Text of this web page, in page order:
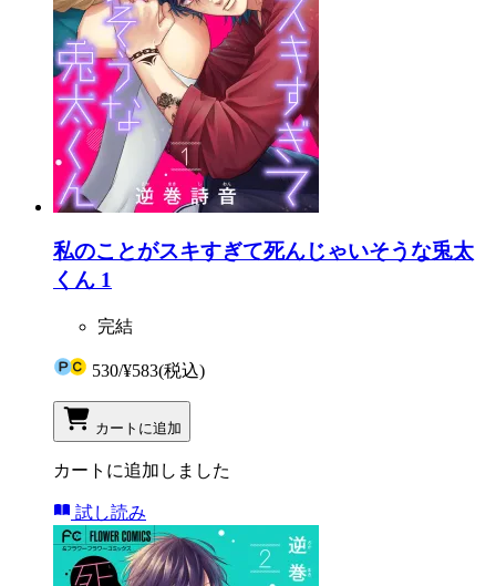
私のことがスキすぎて死んじゃいそうな兎太
くん 1
完結
530/¥583(税込)
カートに追加
カートに追加しました
試し読み